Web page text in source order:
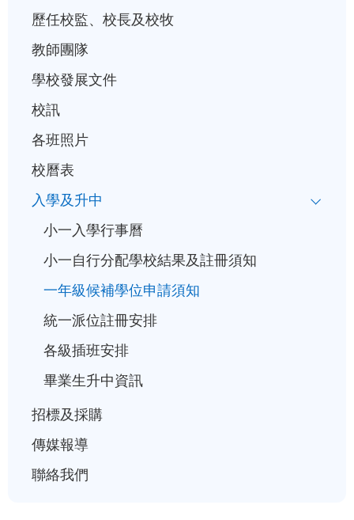
歷任校監、校長及校牧
教師團隊
學校發展文件
校訊
各班照片
校曆表
入學及升中
小一入學行事曆
小一自行分配學校結果及註冊須知
一年級候補學位申請須知
統一派位註冊安排
各級插班安排
畢業生升中資訊
招標及採購
傳媒報導
聯絡我們